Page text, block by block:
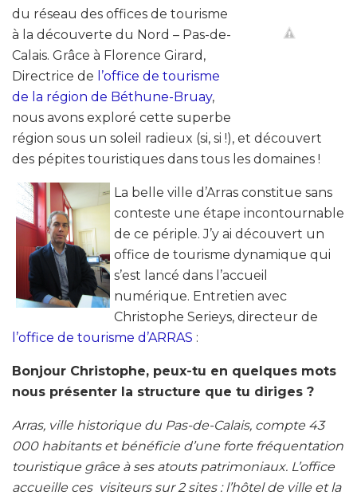
du réseau des offices de tourisme
à la découverte du Nord – Pas-de-
Calais. Grâce à Florence Girard,
Directrice de l’office de tourisme
de la région de Béthune-Bruay,
nous avons exploré cette superbe
région sous un soleil radieux (si, si !), et découvert
des pépites touristiques dans tous les domaines !
La belle ville d’Arras constitue sans
conteste une étape incontournable
de ce périple. J’y ai découvert un
office de tourisme dynamique qui
s’est lancé dans l’accueil
numérique. Entretien avec
Christophe Serieys, directeur de
l’office de tourisme d’ARRAS :
Bonjour Christophe, peux-tu en quelques mots
nous présenter la structure que tu diriges ?
Arras, ville historique du Pas-de-Calais, compte 43
000 habitants et bénéficie d’une forte fréquentation
touristique grâce à ses atouts patrimoniaux. L’office
accueille ces visiteurs sur 2 sites : l’hôtel de ville et la